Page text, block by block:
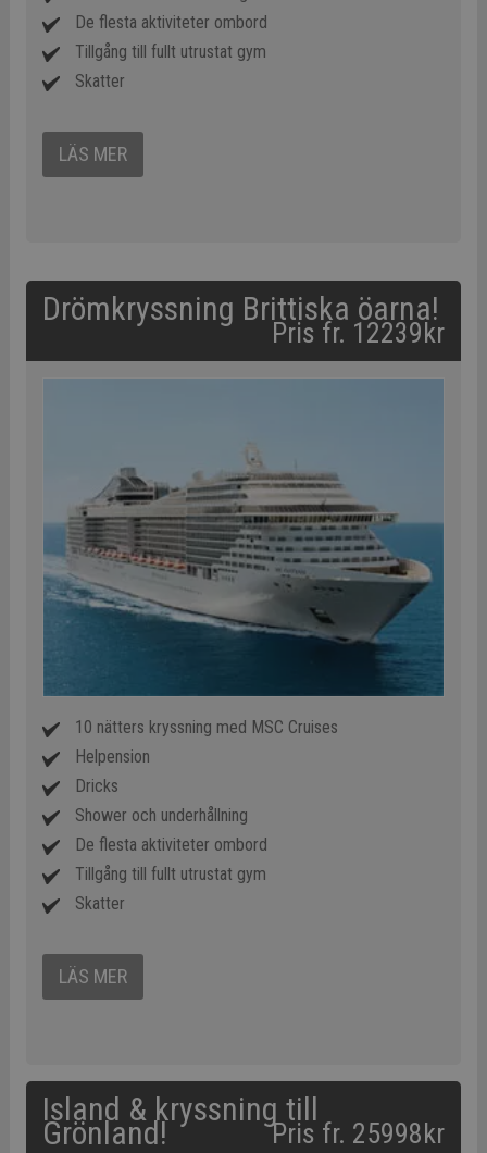
De flesta aktiviteter ombord
Tillgång till fullt utrustat gym
Skatter
LÄS MER
Drömkryssning Brittiska öarna!
Pris fr. 12239kr
10 nätters kryssning med MSC Cruises
Helpension
Dricks
Shower och underhållning
De flesta aktiviteter ombord
Tillgång till fullt utrustat gym
Skatter
LÄS MER
Island & kryssning till
Grönland! Pris fr. 25998kr